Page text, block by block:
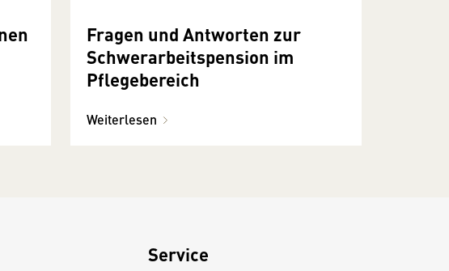
Fragen und Antworten zur
Schwerarbeitspension im
Pflegebereich
Weiterlesen
Service